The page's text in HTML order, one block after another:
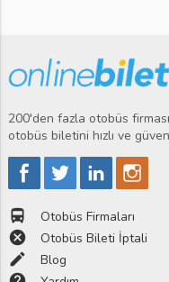
200'den fazla otobüs
otobüs biletini hızlı ve
directions_bus Otobüs Firmaları
cancel Otobüs Bileti İptali
edit Blog